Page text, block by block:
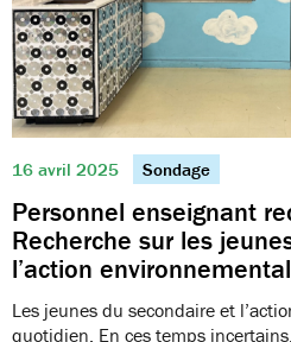
16 avril 2025 Sondage
Personnel enseignant
Recherche sur les
l’action
Les jeunes du secondaire et
quotidien. En ces temps